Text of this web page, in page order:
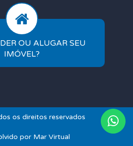
OU ALUGAR SEU
IMÓVEL?
os direitos reservados
por Mar Virtual